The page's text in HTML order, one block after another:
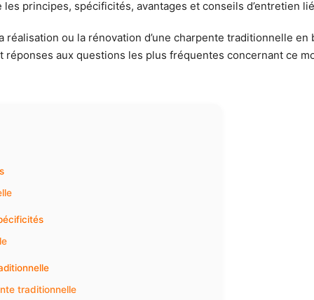
principes, spécificités, avantages et conseils d’entretien
ou la rénovation d’une charpente traditionnelle
aux questions les plus fréquentes concernant ce
traditionnelle